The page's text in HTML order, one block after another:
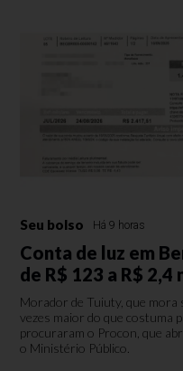
Seu bolso Há 9 horas
Conta de luz em
de R$ 123 a R$ 2,4
Morador de Tuiuty, que mora
vezes maior do que costuma
procuraram o Procon, que
o Ministério Público.